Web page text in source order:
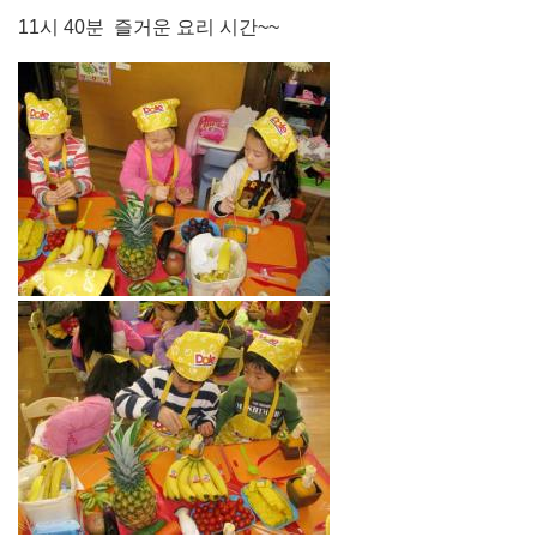
11시 40분 즐거운 요리 시간~~